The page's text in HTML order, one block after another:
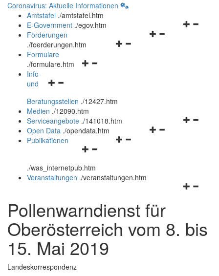
Coronavirus: Aktuelle Informationen
Amtstafel ./amtstafel.htm
Navigationsmenü
E-Government ./egov.htm
Navigationsmenü
Förderungen
./foerderungen.htm
Navigationsmenü
Formulare
./formulare.htm
Navigationsmenü
und
schließen
Info-
und
Beratungsstellen ./12427.htm
Medien ./12090.htm
Navigationsmenü
Serviceangebote ./141018.htm
Navigationsmenü
Open Data ./opendata.htm
Navigationsmenü
und
schließen
Publikationen
./was_internetpub.htm
Veranstaltungen ./veranstaltungen.htm
Pollenwarndienst für
Oberösterreich vom 8. bis
15. Mai 2019
Landeskorrespondenz